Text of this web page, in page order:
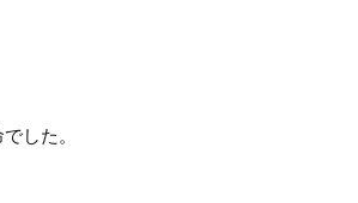
した。